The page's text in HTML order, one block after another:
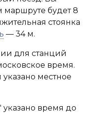
маршруте будет 8
стоянка
— 34 м.
для станций
время.
местное
указано время до